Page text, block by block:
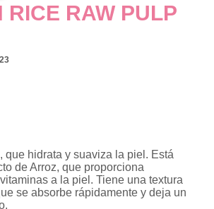
RICE RAW PULP
que hidrata y suaviza la piel. Está
de Arroz, que proporciona
a la piel. Tiene una textura
se absorbe rápidamente y deja un